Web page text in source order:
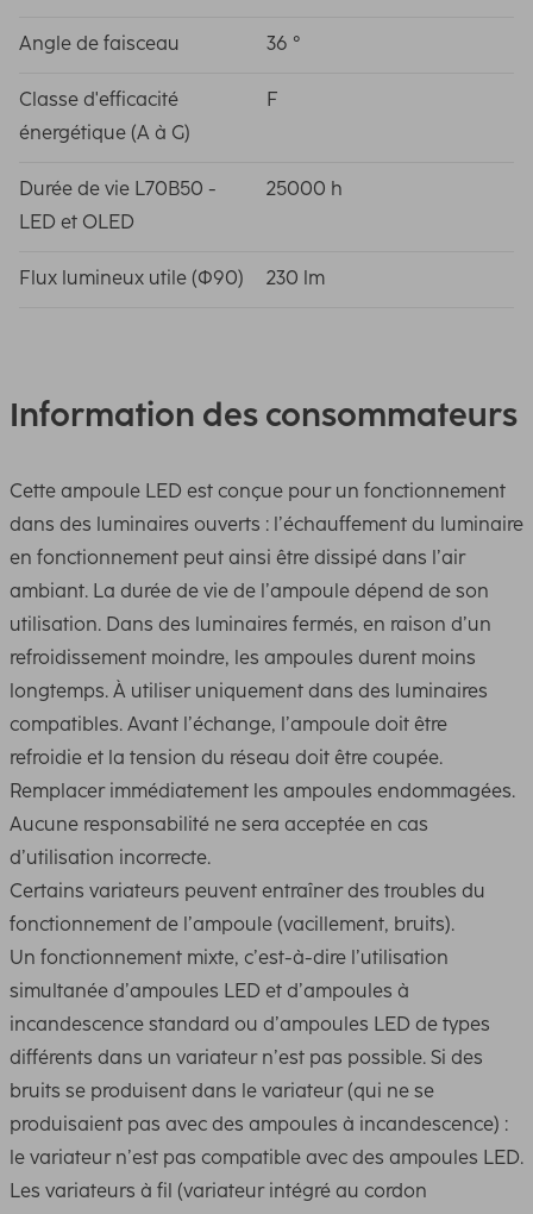
Angle de faisceau 36 °
Classe d'efficacité
énergétique (A à G)
F
Durée de vie L70B50 -
LED et OLED
25000 h
Flux lumineux utile (Φ90) 230 lm
Information des consommateurs
Cette ampoule LED est conçue pour un fonctionnement
dans des luminaires ouverts : l’échauffement du luminaire
en fonctionnement peut ainsi être dissipé dans l’air
ambiant. La durée de vie de l’ampoule dépend de son
utilisation. Dans des luminaires fermés, en raison d’un
refroidissement moindre, les ampoules durent moins
longtemps. À utiliser uniquement dans des luminaires
compatibles. Avant l’échange, l’ampoule doit être
refroidie et la tension du réseau doit être coupée.
Remplacer immédiatement les ampoules endommagées.
Aucune responsabilité ne sera acceptée en cas
d’utilisation incorrecte.
Certains variateurs peuvent entraîner des troubles du
fonctionnement de l’ampoule (vacillement, bruits).
Un fonctionnement mixte, c’est-à-dire l’utilisation
simultanée d’ampoules LED et d’ampoules à
incandescence standard ou d’ampoules LED de types
différents dans un variateur n’est pas possible. Si des
bruits se produisent dans le variateur (qui ne se
produisaient pas avec des ampoules à incandescence) :
le variateur n’est pas compatible avec des ampoules LED.
Les variateurs à fil (variateur intégré au cordon